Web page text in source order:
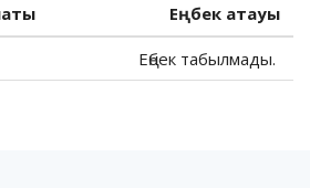
Еңбек атауы
Еңбек табылмады.